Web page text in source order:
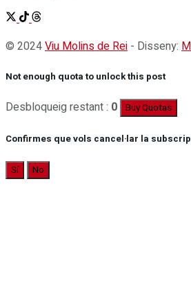
© 2024Viu Molins de Rei - Disseny:
Not enough quota to unlock this post
Desbloqueig restant : 0 Buy Quotas
Confirmes que vols cancel·lar la
Sí No